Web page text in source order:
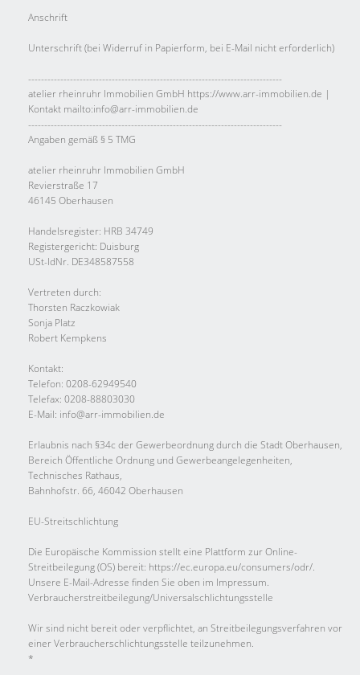
Anschrift
Unterschrift (bei Widerruf in Papierform, bei E-Mail nicht erforderlich)
-------------------------------------------------------------------------------
atelier rheinruhr Immobilien GmbH https://www.arr-immobilien.de |
Kontakt mailto:info@arr-immobilien.de
-------------------------------------------------------------------------------
Angaben gemäß § 5 TMG
atelier rheinruhr Immobilien GmbH
Revierstraße 17
46145 Oberhausen
Handelsregister: HRB 34749
Registergericht: Duisburg
USt-IdNr. DE348587558
Vertreten durch:
Thorsten Raczkowiak
Sonja Platz
Robert Kempkens
Kontakt:
Telefon: 0208-62949540
Telefax: 0208-88803030
E-Mail: info@arr-immobilien.de
Erlaubnis nach §34c der Gewerbeordnung durch die Stadt Oberhausen,
Bereich Öffentliche Ordnung und Gewerbeangelegenheiten,
Technisches Rathaus,
Bahnhofstr. 66, 46042 Oberhausen
EU-Streitschlichtung
Die Europäische Kommission stellt eine Plattform zur Online-
Streitbeilegung (OS) bereit: https://ec.europa.eu/consumers/odr/.
Unsere E-Mail-Adresse finden Sie oben im Impressum.
Verbraucher­streit­beilegung/Universal­schlichtungs­stelle
Wir sind nicht bereit oder verpflichtet, an Streitbeilegungsverfahren vor
einer Verbraucherschlichtungsstelle teilzunehmen.
*